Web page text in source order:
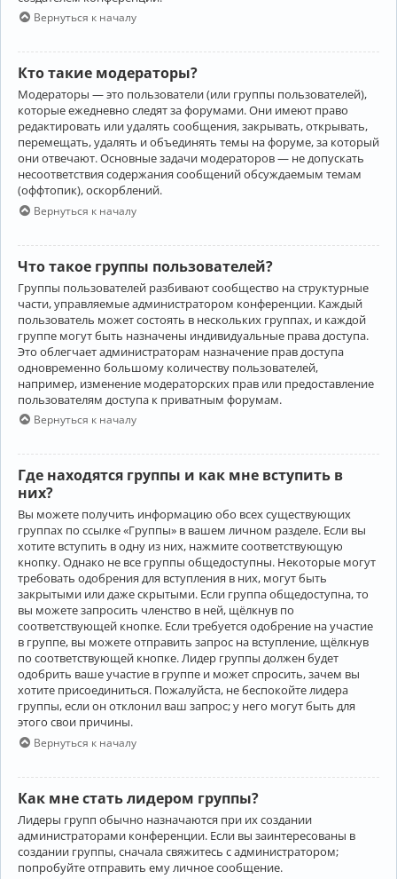
Вернуться к началу
Кто такие модераторы?
Модераторы — это пользователи (или группы пользователей),
которые ежедневно следят за форумами. Они имеют право
редактировать или удалять сообщения, закрывать, открывать,
перемещать, удалять и объединять темы на форуме, за который
они отвечают. Основные задачи модераторов — не допускать
несоответствия содержания сообщений обсуждаемым темам
(оффтопик), оскорблений.
Вернуться к началу
Что такое группы пользователей?
Группы пользователей разбивают сообщество на структурные
части, управляемые администратором конференции. Каждый
пользователь может состоять в нескольких группах, и каждой
группе могут быть назначены индивидуальные права доступа.
Это облегчает администраторам назначение прав доступа
одновременно большому количеству пользователей,
например, изменение модераторских прав или предоставление
пользователям доступа к приватным форумам.
Вернуться к началу
Где находятся группы и как мне вступить в
них?
Вы можете получить информацию обо всех существующих
группах по ссылке «Группы» в вашем личном разделе. Если вы
хотите вступить в одну из них, нажмите соответствующую
кнопку. Однако не все группы общедоступны. Некоторые могут
требовать одобрения для вступления в них, могут быть
закрытыми или даже скрытыми. Если группа общедоступна, то
вы можете запросить членство в ней, щёлкнув по
соответствующей кнопке. Если требуется одобрение на участие
в группе, вы можете отправить запрос на вступление, щёлкнув
по соответствующей кнопке. Лидер группы должен будет
одобрить ваше участие в группе и может спросить, зачем вы
хотите присоединиться. Пожалуйста, не беспокойте лидера
группы, если он отклонил ваш запрос; у него могут быть для
этого свои причины.
Вернуться к началу
Как мне стать лидером группы?
Лидеры групп обычно назначаются при их создании
администраторами конференции. Если вы заинтересованы в
создании группы, сначала свяжитесь с администратором;
попробуйте отправить ему личное сообщение.